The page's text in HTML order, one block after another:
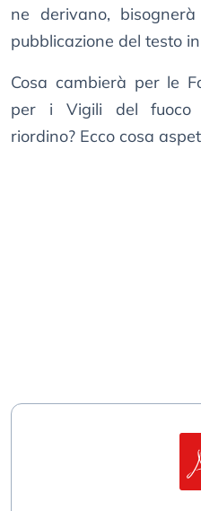
ne derivano,
pubblicazione del testo in
Cosa cambierà per le
per i Vigili del fuoco
riordino? Ecco cosa